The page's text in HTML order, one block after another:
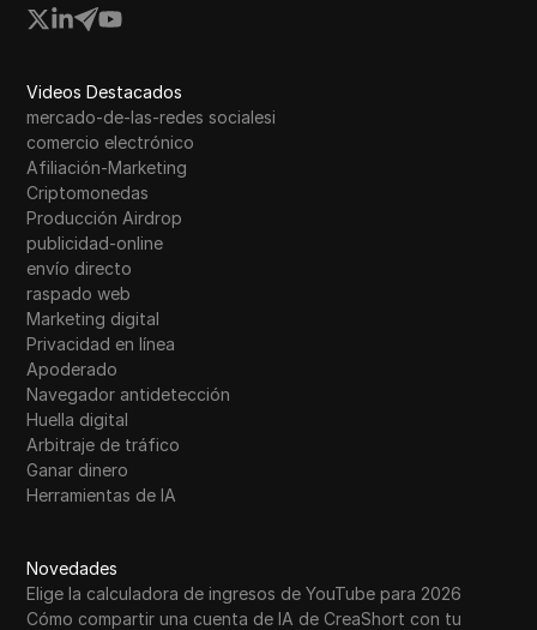
Videos Destacados
mercado-de-las-redes socialesi
comercio electrónico
Afiliación-Marketing
Criptomonedas
Producción Airdrop
publicidad-online
envío directo
raspado web
Marketing digital
Privacidad en línea
Apoderado
Navegador antidetección
Huella digital
Arbitraje de tráfico
Ganar dinero
Herramientas de IA
Novedades
Elige la calculadora de ingresos de YouTube para 2026
Cómo compartir una cuenta de IA de CreaShort con tu